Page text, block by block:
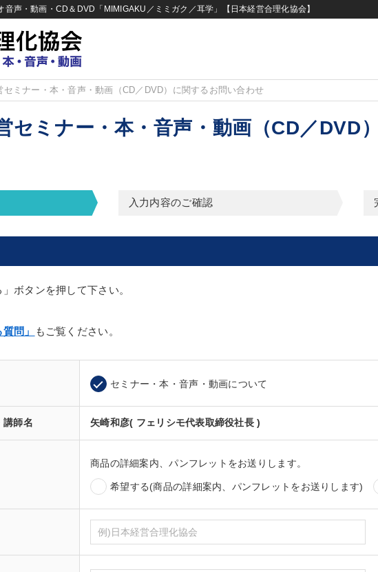
声・動画・CD＆DVD「MIMIGAKU／ミミガク／耳学」【日本経営合理化協会】
セミナー・本・音声・動画（CD／DVD）に関するお問い合わせ
セミナー・本・音声・動画（CD／DVD
入力内容のご確認
ボタンを押して下さい。
問」 もご覧ください。
セミナー・本・音声・動画について
講師名 矢崎和彦( フェリシモ代表取締役社長 )
商品の詳細案内、パンフレットをお送りします。
希望する(商品の詳細案内、パンフレットをお送りします)